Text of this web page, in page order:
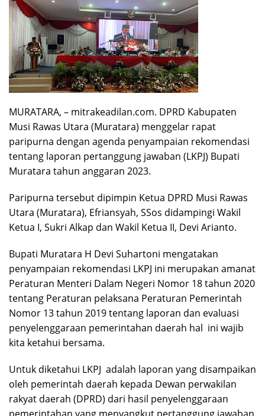
MURATARA, – mitrakeadilan.com. DPRD Kabupaten
Musi Rawas Utara (Muratara) menggelar rapat
paripurna dengan agenda penyampaian rekomendasi
tentang laporan pertanggung jawaban (LKPJ) Bupati
Muratara tahun anggaran 2023.
Paripurna tersebut dipimpin Ketua DPRD Musi Rawas
Utara (Muratara), Efriansyah, SSos didampingi Wakil
Ketua I, Sukri Alkap dan Wakil Ketua II, Devi Arianto.
Bupati Muratara H Devi Suhartoni mengatakan
penyampaian rekomendasi LKPJ ini merupakan amanat
Peraturan Menteri Dalam Negeri Nomor 18 tahun 2020
tentang Peraturan pelaksana Peraturan Pemerintah
Nomor 13 tahun 2019 tentang laporan dan evaluasi
penyelenggaraan pemerintahan daerah hal ini wajib
kita ketahui bersama.
Untuk diketahui LKPJ adalah laporan yang disampaikan
oleh pemerintah daerah kepada Dewan perwakilan
rakyat daerah (DPRD) dari hasil penyelenggaraan